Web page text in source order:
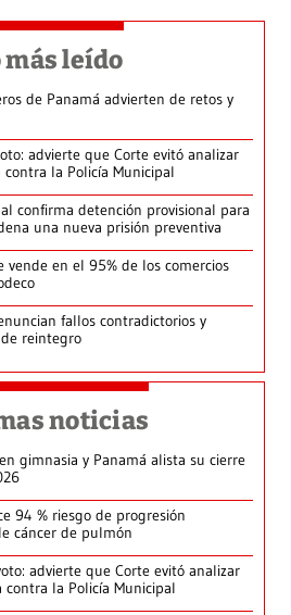
más leído
de Panamá advierten de retos y
advierte que Corte evitó analizar
la Policía Municipal
confirma detención provisional para
una nueva prisión preventiva
vende en el 95% de los comercios
fallos contradictorios y
reintegro
noticias
gimnasia y Panamá alista su cierre
94 % riesgo de progresión
cáncer de pulmón
advierte que Corte evitó analizar
la Policía Municipal